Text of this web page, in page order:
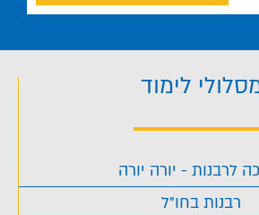
לימוד
לרבנות - יורה יורה
רבנות בחו"ל